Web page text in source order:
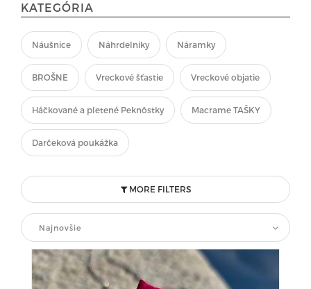
KATEGÓRIA
Náušnice Náhrdelníky Náramky
BROŠNE Vreckové šťastie Vreckové objatie
Háčkované a pletené Peknôstky Macrame TAŠKY
Darčeková poukážka
MORE FILTERS
Najnovšie